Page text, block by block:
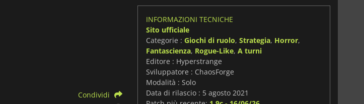
Condividi
INFORMAZIONI TECNICHE
Sito ufficiale
Categorie : Giochi di ruolo, Strategia, Horror,
Fantascienza, Rogue-Like, A turni
Editore : Hyperstrange
Sviluppatore : ChaosForge
Modalità : Solo
Data di rilascio : 5 agosto 2021